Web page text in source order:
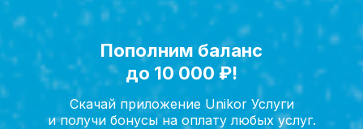
Исполнить мечту!
Пополним баланс
до 10 000 ₽!
Скачай приложение Unikor Услуги
и получи бонусы на оплату любых услуг.